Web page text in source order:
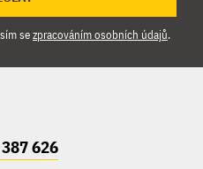
sezpracováním osobních údajů.
626